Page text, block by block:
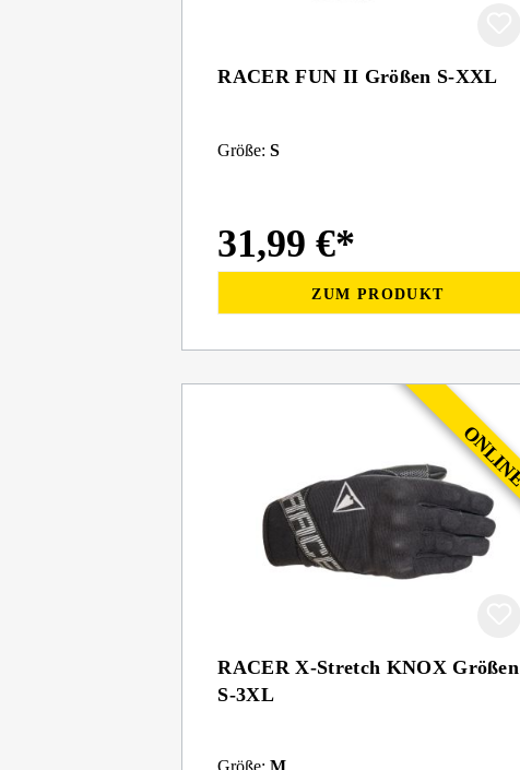
RACER FUN II Größen S-XXL
Größe:S
31,99 €*
ZUM PRODUKT
RACER X-Stretch KNOX Größen
S-3XL
Größe:M